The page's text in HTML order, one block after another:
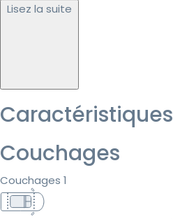
Lisez la suite
Caractéristiques
Couchages
Couchages 1